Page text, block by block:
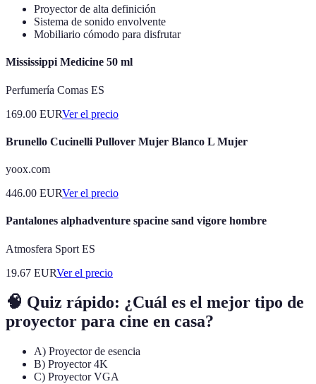
Proyector de alta definición
Sistema de sonido envolvente
Mobiliario cómodo para disfrutar
Mississippi Medicine 50 ml
Perfumería Comas ES
169.00 EURVer el precio
Brunello Cucinelli Pullover Mujer Blanco L Mujer
yoox.com
446.00 EURVer el precio
Pantalones alphadventure spacine sand vigore hombre
Atmosfera Sport ES
19.67 EURVer el precio
🧠 Quiz rápido: ¿Cuál es el mejor tipo de
proyector para cine en casa?
A) Proyector de esencia
B) Proyector 4K
C) Proyector VGA